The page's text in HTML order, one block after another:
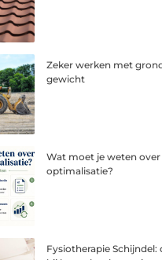
Zeker werken met
gewicht
Wat moet je weten
optimalisatie?
Fysiotherapie